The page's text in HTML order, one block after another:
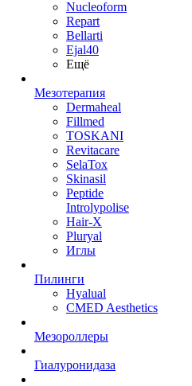
Nucleoform
Repart
Bellarti
Ejal40
Ещё
Мезотерапия
Dermaheal
Fillmed
TOSKANI
Revitacare
SelaTox
Skinasil
Peptide
Introlypolise
Hair-X
Pluryal
Иглы
Пилинги
Hyalual
CMED Aesthetics
Мезороллеры
Гиалуронидаза